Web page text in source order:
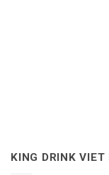
KING DRINK VIET